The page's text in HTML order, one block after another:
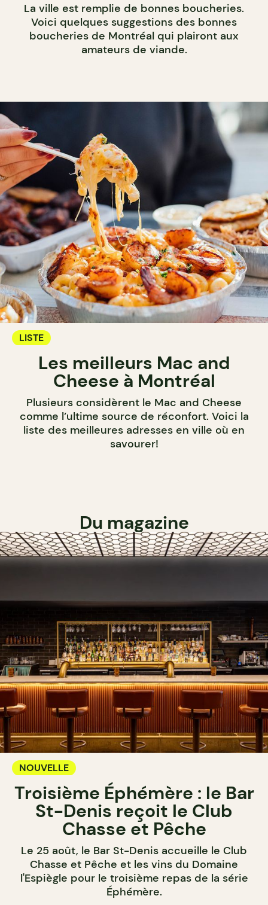
La ville est remplie de bonnes boucheries.
Voici quelques suggestions des bonnes
boucheries de Montréal qui plairont aux
amateurs de viande.
LISTE
Les meilleurs Mac and
Cheese à Montréal
Plusieurs considèrent le Mac and Cheese
comme l’ultime source de réconfort. Voici la
liste des meilleures adresses en ville où en
savourer!
Du magazine
NOUVELLE
Troisième Éphémère : le Bar
St-Denis reçoit le Club
Chasse et Pêche
Le 25 août, le Bar St-Denis accueille le Club
Chasse et Pêche et les vins du Domaine
l'Espiègle pour le troisième repas de la série
Éphémère.